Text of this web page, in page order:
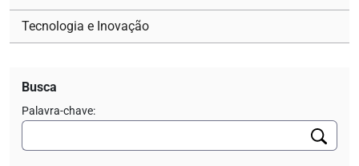
Tecnologia e Inovação
Busca
Palavra-chave: